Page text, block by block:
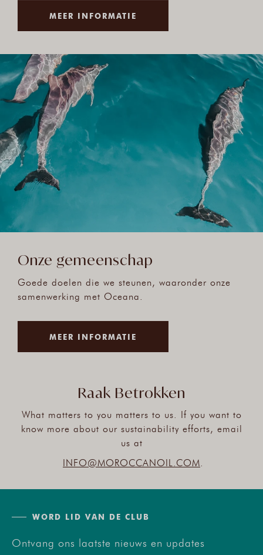
MEER INFORMATIE
Onze gemeenschap
Goede doelen die we steunen, waaronder onze
samenwerking met Oceana.
MEER INFORMATIE
Raak Betrokken
What matters to you matters to us. If you want to
know more about our sustainability efforts, email
us at
INFO@MOROCCANOIL.COM
WORD LID VAN DE CLUB
Ontvang ons laatste nieuws en updates